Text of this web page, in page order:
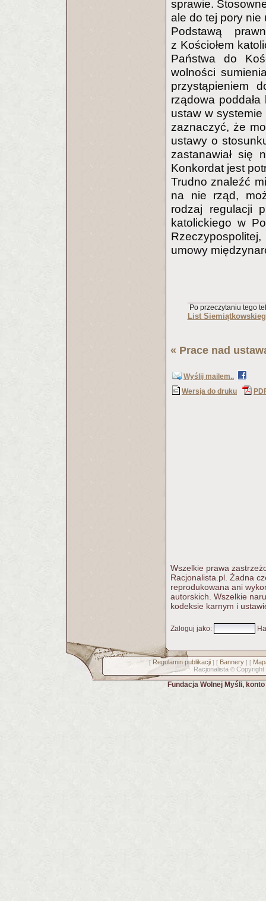
sprawie.
ale do tej pory
Podstawą
z Kościołem
Państwa do
wolności
przystąpieniem
rządowa
ustaw w systemie
zaznaczyć, że
ustawy o
zastanawiał
Konkordat jest
Trudno znaleźć
na nie rząd,
rodzaj regulacji
katolickiego w
umowy
Po przeczytaniu tego
List
« Prace nad
Wyślij mailem..
Wersja do druku
Wszelkie prawa
Racjonalista.pl. Żadna
reprodukowana ani
autorskich. Wszelkie
kodeksie karnym i
Zaloguj jako:
[ Regulamin publikacji] [ Bannery] [
Racjonalista © Copyright
Fundacja Wolnej Myśli,